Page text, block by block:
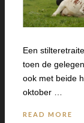
Een
toen de
ook met beide
oktober …
READ MORE